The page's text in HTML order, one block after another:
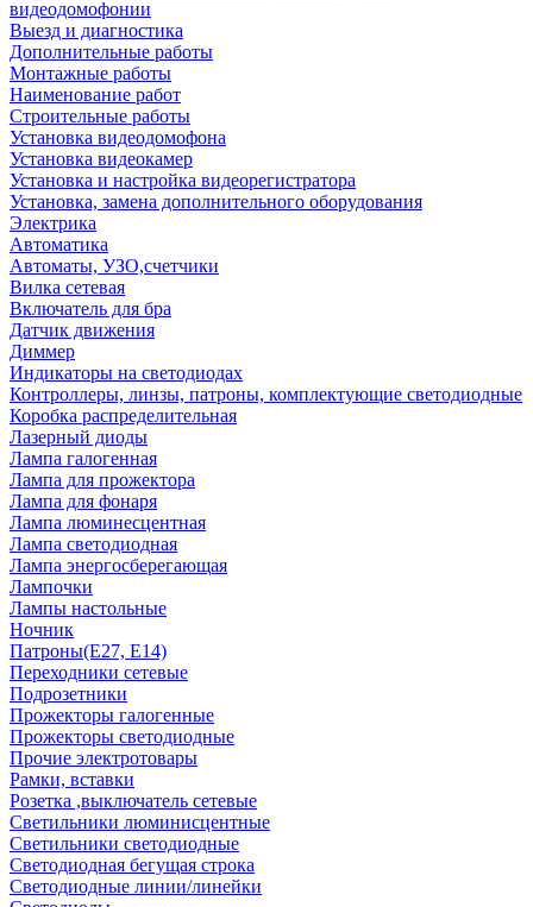
видеодомофонии
Выезд и диагностика
Дополнительные работы
Монтажные работы
Наименование работ
Строительные работы
Установка видеодомофона
Установка видеокамер
Установка и настройка видеорегистратора
Установка, замена дополнительного оборудования
Электрика
Автоматика
Автоматы, УЗО,счетчики
Вилка сетевая
Включатель для бра
Датчик движения
Диммер
Индикаторы на светодиодах
Контроллеры, линзы, патроны, комплектующие светодиодные
Коробка распределительная
Лазерный диоды
Лампа галогенная
Лампа для прожектора
Лампа для фонаря
Лампа люминесцентная
Лампа светодиодная
Лампа энергосберегающая
Лампочки
Лампы настольные
Ночник
Патроны(Е27, Е14)
Переходники сетевые
Подрозетники
Прожекторы галогенные
Прожекторы светодиодные
Прочие электротовары
Рамки, вставки
Розетка ,выключатель сетевые
Светильники люминисцентные
Светильники светодиодные
Светодиодная бегущая строка
Светодиодные линии/линейки